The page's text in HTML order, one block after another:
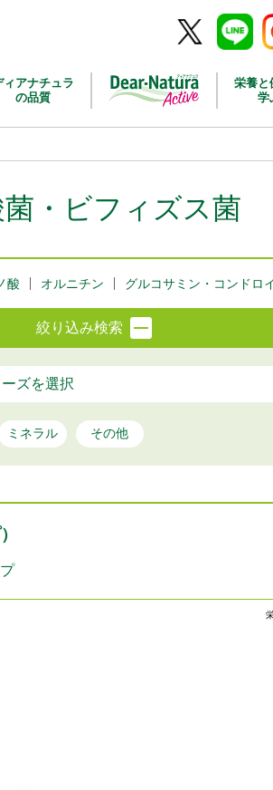
Twitter Line
ィアナチュラ
の品質
栄養と
学
・ビフィズス菌
酸 オルニチン グルコサミン・コンドロ
絞り込み検索
ミネラル その他